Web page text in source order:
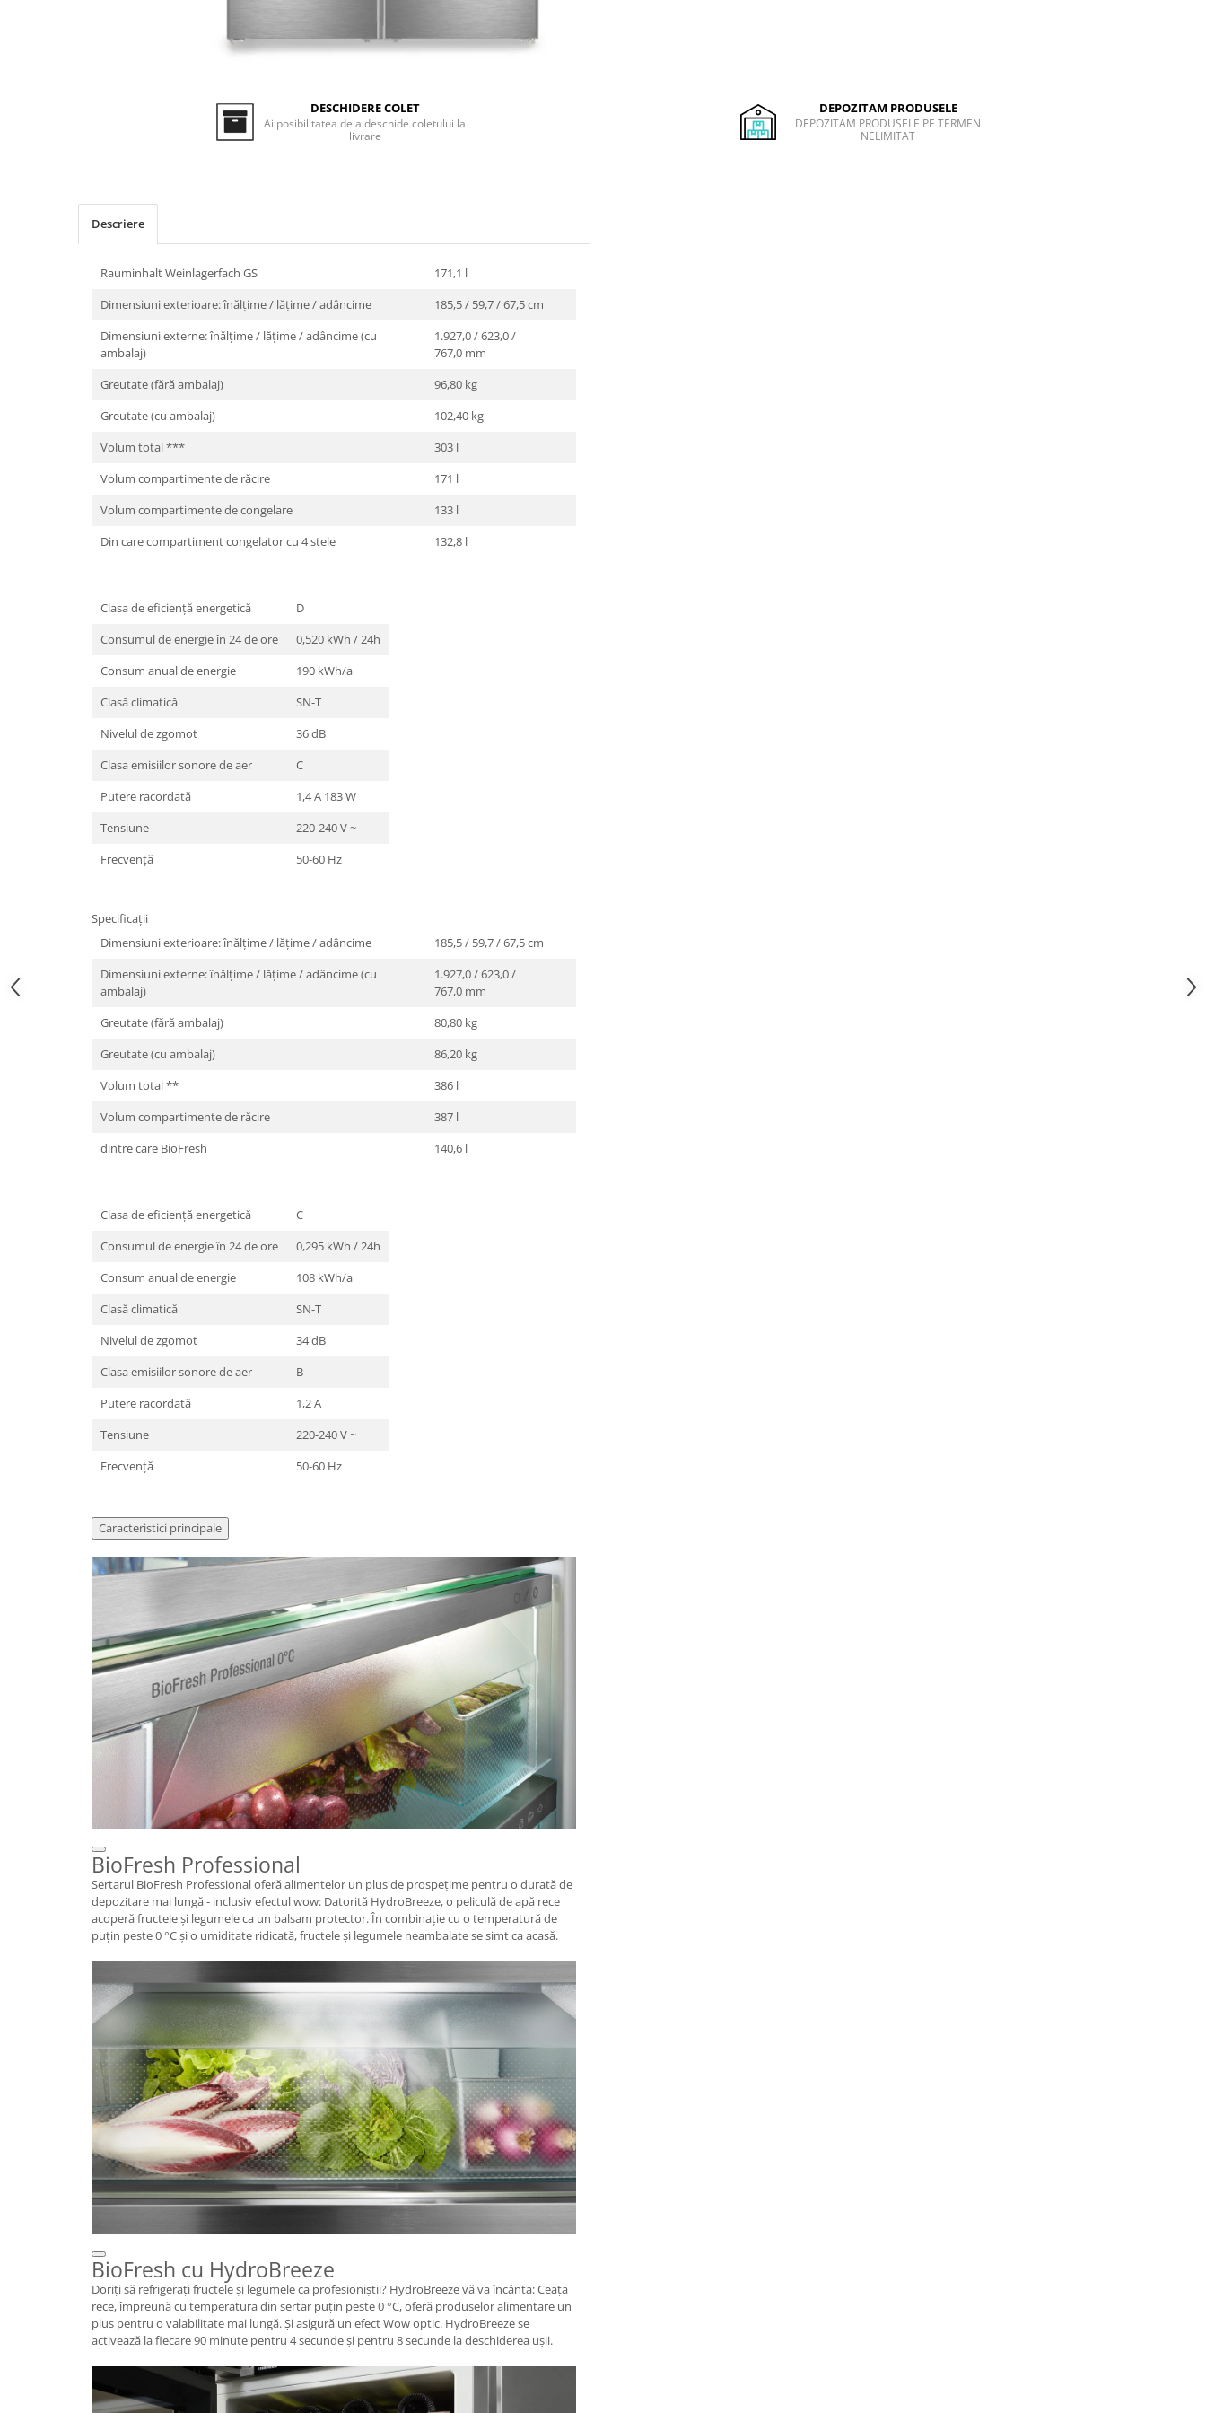
DESCHIDERE COLET
Ai posibilitatea de a deschide coletului la
livrare
DEPOZITAM PRODUSELE
DEPOZITAM PRODUSELE PE TERMEN
NELIMITAT
Descriere
Rauminhalt Weinlagerfach GS
171,1 l
Dimensiuni exterioare: înălțime / lățime / adâncime
185,5 / 59,7 / 67,5 cm
Dimensiuni externe: înălțime / lățime / adâncime (cu
ambalaj)
1.927,0 / 623,0 /
767,0 mm
Greutate (fără ambalaj)
96,80 kg
Greutate (cu ambalaj)
102,40 kg
Volum total ***
303 l
Volum compartimente de răcire
171 l
Volum compartimente de congelare
133 l
Din care compartiment congelator cu 4 stele
132,8 l
Clasa de eficienţă energetică
D
Consumul de energie în 24 de ore
0,520 kWh / 24h
Consum anual de energie
190 kWh/a
Clasă climatică
SN-T
Nivelul de zgomot
36 dB
Clasa emisiilor sonore de aer
C
Putere racordată
1,4 A 183 W
Tensiune
220-240 V ~
Frecvenţă
50-60 Hz
Specificații
Dimensiuni exterioare: înălțime / lățime / adâncime
185,5 / 59,7 / 67,5 cm
Dimensiuni externe: înălțime / lățime / adâncime (cu
ambalaj)
1.927,0 / 623,0 /
767,0 mm
Greutate (fără ambalaj)
80,80 kg
Greutate (cu ambalaj)
86,20 kg
Volum total **
386 l
Volum compartimente de răcire
387 l
dintre care BioFresh
140,6 l
Clasa de eficienţă energetică
C
Consumul de energie în 24 de ore
0,295 kWh / 24h
Consum anual de energie
108 kWh/a
Clasă climatică
SN-T
Nivelul de zgomot
34 dB
Clasa emisiilor sonore de aer
B
Putere racordată
1,2 A
Tensiune
220-240 V ~
Frecvenţă
50-60 Hz
Caracteristici principale
BioFresh Professional
Sertarul BioFresh Professional oferă alimentelor un plus de prospețime pentru o durată de
depozitare mai lungă - inclusiv efectul wow: Datorită HydroBreeze, o peliculă de apă rece
acoperă fructele și legumele ca un balsam protector. În combinație cu o temperatură de
puțin peste 0 °C și o umiditate ridicată, fructele și legumele neambalate se simt ca acasă.
BioFresh cu HydroBreeze
Doriţi să refrigeraţi fructele şi legumele ca profesioniştii? HydroBreeze vă va încânta: Ceaţa
rece, împreună cu temperatura din sertar puțin peste 0 °C, oferă produselor alimentare un
plus pentru o valabilitate mai lungă. Şi asigură un efect Wow optic. HydroBreeze se
activează la fiecare 90 minute pentru 4 secunde şi pentru 8 secunde la deschiderea uşii.